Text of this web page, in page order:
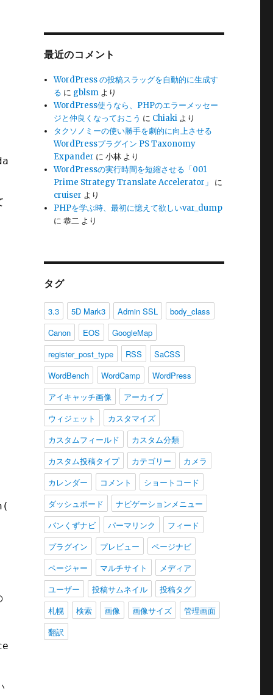
in /path/to/wordpress/wp-
in /path/to/wordpress/wp-includes/some-
in /path/to/wordpress/wp-includes/
最近のコメント
WordPress の投稿スラッグを自動的に生成す
る に gblsm より
WordPress使うなら、PHPのエラーメッセー
ジと仲良くなっておこう に Chiaki より
タクソノミーの使い勝手を劇的に向上させる
WordPressプラグイン PS Taxonomy
Expander に小林 より
WordPressの実行時間を短縮させる「001
Prime Strategy Translate Accelerator」
に
cruiser より
PHPを学ぶ時、最初に憶えて欲しいvar_dump
に恭二 より
タグ
3.3 5D Mark3 Admin SSL
body_class
Canon
EOS
GoogleMap
register_post_type
RSS
SaCSS
WordBench
WordCamp
WordPress
アイキャッチ画像
アーカイブ
ウィジェット
カスタマイズ
カスタムフィールド
カスタム分類
カスタム投稿タイプ
カテゴリー
カメラ
カレンダー
コメント
ショートコード
ダッシュボード
ナビゲーションメニュー
パンくずナビ
パーマリンク
フィード
プラグイン
プレビュー
ページナビ
ページャー
マルチサイト
メディア
ユーザー
投稿サムネイル
投稿タグ
札幌
検索 画像 画像サイズ
管理画面
翻訳